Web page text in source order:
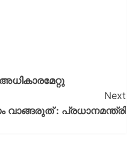
Next
: പ്രധാനമന്ത്രി